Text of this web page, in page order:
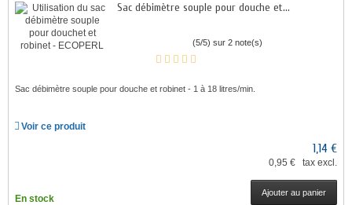
Sac débimètre souple pour douche et...
(5/5) sur 2 note(s)
Sac débimètre souple pour douche et robinet - 1 à 18 litres/min.
Voir ce produit
1,14 €
0,95 € tax excl.
En stock
Ajouter au panier